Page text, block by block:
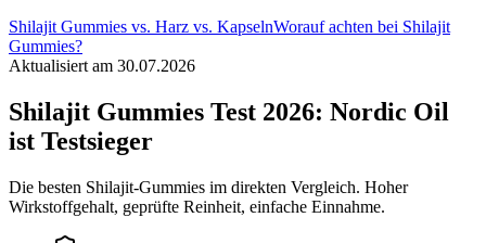
Shilajit Gummies vs. Harz vs. KapselnWorauf achten bei Shilajit
Gummies?
Aktualisiert am 30.07.2026
Shilajit Gummies Test 2026: Nordic Oil
ist Testsieger
Die besten Shilajit-Gummies im direkten Vergleich. Hoher
Wirkstoffgehalt, geprüfte Reinheit, einfache Einnahme.